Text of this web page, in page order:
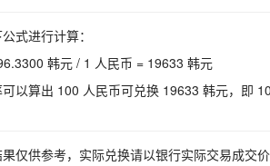
式进行计算：
韩元 / 1 人民币 = 19633 韩元
以算出 100 人民币可兑换 19633 韩元，即
仅供参考，实际兑换请以银行实际交易成交价